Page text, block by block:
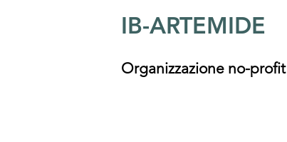
IB-ARTEMIDE
Organizzazione no-profit